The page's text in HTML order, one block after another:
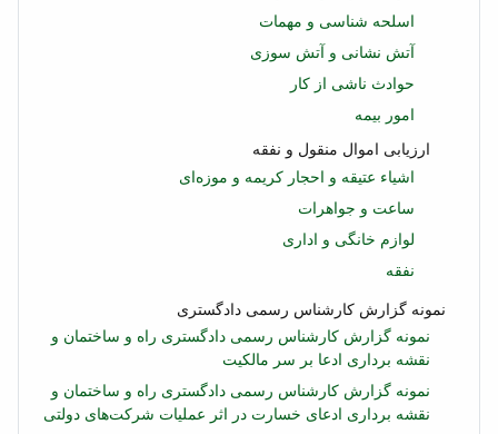
اسلحه شناسی و مهمات
آتش نشانی و آتش سوزی
حوادث ناشی از کار
امور بیمه
ارزیابی اموال منقول و نفقه
اشیاء عتیقه و احجار کریمه و موزه‌ای
ساعت و جواهرات
لوازم خانگی و اداری
نفقه
نمونه گزارش کارشناس رسمی دادگستری
نمونه گزارش کارشناس رسمی دادگستری راه و ساختمان و
نقشه برداری ادعا بر سر مالکیت
نمونه گزارش کارشناس رسمی دادگستری راه و ساختمان و
نقشه برداری ادعای خسارت در اثر عملیات شرکت‌های دولتی